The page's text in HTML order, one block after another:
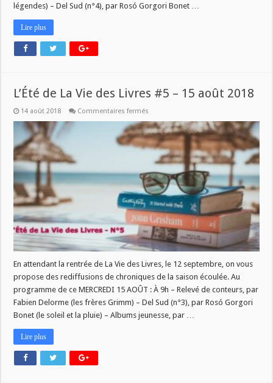
légendes) – Del Sud (n°4), par Rosó Gorgori Bonet …
Lire plus
L’Été de La Vie des Livres #5 – 15 août 2018
14 août 2018 Commentaires fermés
de
La
Vie
des
Livres
#5
–
15
août
2018
En attendant la rentrée de La Vie des Livres, le 12 septembre, on vous
propose des rediffusions de chroniques de la saison écoulée. Au
programme de ce MERCREDI 15 AOÛT : À 9h – Relevé de conteurs, par
Fabien Delorme (les frères Grimm) – Del Sud (n°3), par Rosó Gorgori
Bonet (le soleil et la pluie) – Albums jeunesse, par …
Lire plus